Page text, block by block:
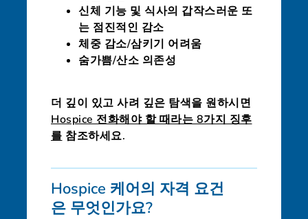
신체 기능 및 식사의 갑작스러운 또
는 점진적인 감소
체중 감소/삼키기 어려움
숨가쁨/산소 의존성
더 깊이 있고 사려 깊은 탐색을 원하시면
Hospice 전화해야 할 때라는 8가지 징후
를 참조하세요.
Hospice 케어의 자격 요건
은 무엇인가요?